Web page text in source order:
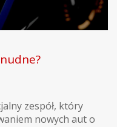
zespół, który
nowych aut o